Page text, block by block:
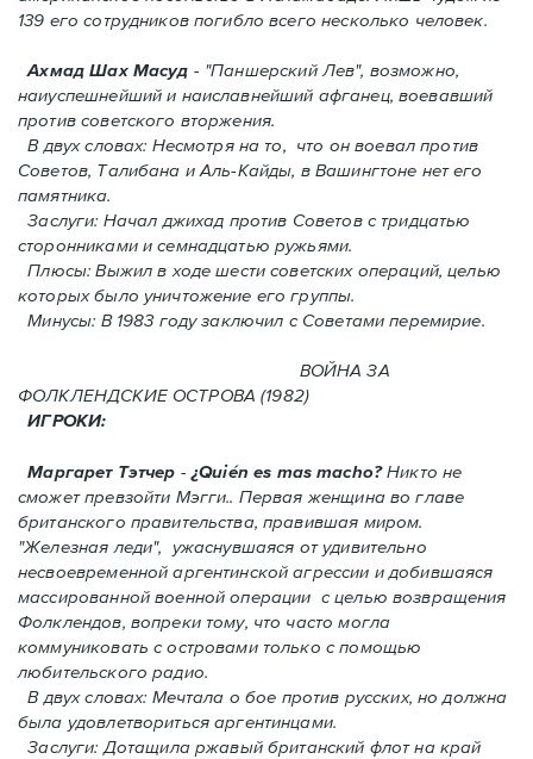
139 его сотрудников погиблo всего несколько человек.
Ахмад Шах Масуд - "Паншерский Лев", возможно,
наиуспешнейший и наиславнейший афганец, воевавший
против советского вторжения.
В двух словах: Hесмотря на то, что он воевал против
Советов, Талибана и Аль-Кайды, в Вашингтоне нет его
памятника.
Заслуги: Начал джихад против Советов с тридцатью
сторонниками и семнадцатью ружьями.
Плюсы: Выжил в ходе шести советских операций, целью
которых было уничтожение его группы.
Минусы: В 1983 году заключил с Советами перемирие.
ВОЙНА ЗА
ФОЛКЛЕНДСКИЕ ОСТРОВА (1982)
ИГРОКИ:
Маргарет Тэтчер -¿Quién es mas macho?Никто не
сможет превзойти Мэгги.. Первая женщина во главе
британского правительства, правившая миром.
"Железная леди", ужаснувшаяся от удивительно
несвоевременной аргентинской агрессии и добившаяся
массированной военной операции с целью возвращения
Фолклендов, вопреки тому, что часто могла
коммуниковать с островами только с помощью
любительского радио.
В двух словах: Мечтала о бое против русских, но должна
была удовлетвориться аргентинцами.
Заслуги: Дотащила ржавый британский флот на край